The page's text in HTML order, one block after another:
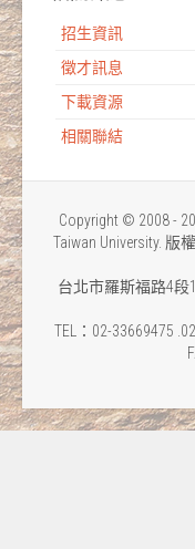
招生資訊
徵才訊息
下載資源
相關聯結
Copyright © 2008 -
Taiwan University.
台北市羅斯福路4段1
TEL：02-33669475